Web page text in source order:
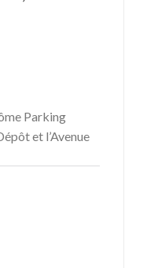
Parking
et l’Avenue